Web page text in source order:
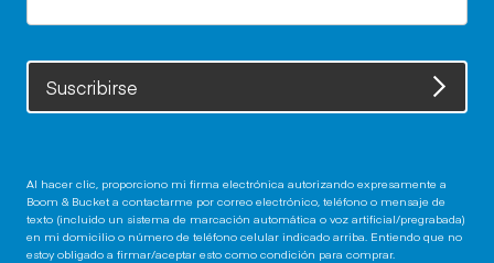
Suscribirse
Al hacer clic, proporciono mi firma electrónica autorizando expresamente a
Boom & Bucket a contactarme por correo electrónico, teléfono o mensaje de
texto (incluido un sistema de marcación automática o voz artificial/pregrabada)
en mi domicilio o número de teléfono celular indicado arriba. Entiendo que no
estoy obligado a firmar/aceptar esto como condición para comprar.